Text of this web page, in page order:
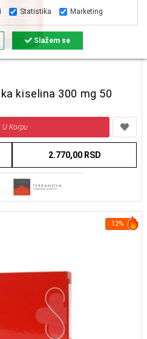
kiselina 300 mg 50
U Korpu
2.770,00 RSD
12%
Statistika Marketing
Slažem se